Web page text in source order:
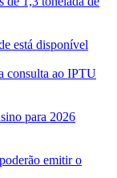
está disponível
consulta ao IPTU
para 2026
emitir o